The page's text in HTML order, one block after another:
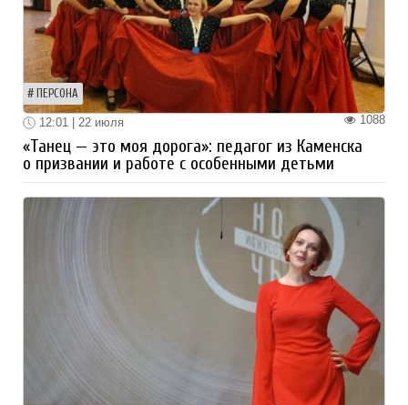
ПЕРСОНА
1088
12:01 | 22 июля
«Танец — это моя дорога»: педагог из Каменска
о призвании и работе с особенными детьми